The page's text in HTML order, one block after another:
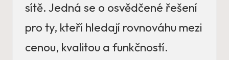
sítě. Jedná se o osvědčené řešení
pro ty, kteří hledají rovnováhu mezi
cenou, kvalitou a funkčností.